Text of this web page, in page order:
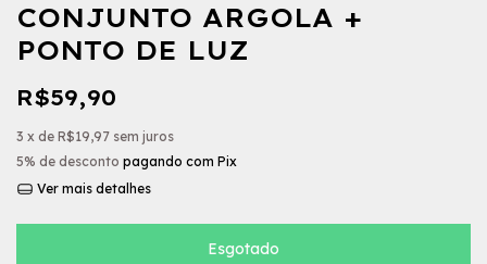
CONJUNTO ARGOLA +
PONTO DE LUZ
R$59,90
3 x de R$19,97 sem juros
5% de desconto pagando com Pix
Ver mais detalhes